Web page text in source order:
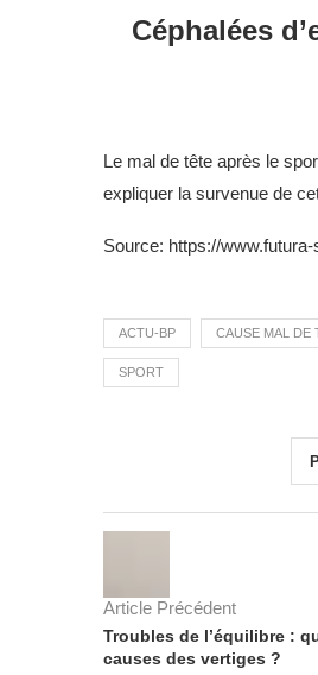
Céphalées
Le mal de tête après le
expliquer la survenue de
Source: https://
ACTU-BP CAUSE MAL DE
SPORT
Article Précédent
Troubles de l’équilibre :
causes des vertiges ?